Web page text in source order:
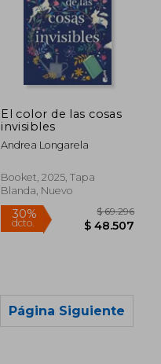
40%
dcto.
El color de las cosas
invisibles
Andrea Longarela
Booket, 2025, Tapa
Blanda, Nuevo
Página Siguiente